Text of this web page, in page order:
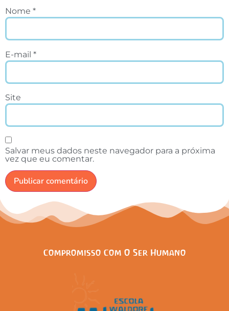
Nome *
E-mail *
Site
Salvar meus dados neste navegador para a próxima
vez que eu comentar.
Compromisso Com O Ser Humano